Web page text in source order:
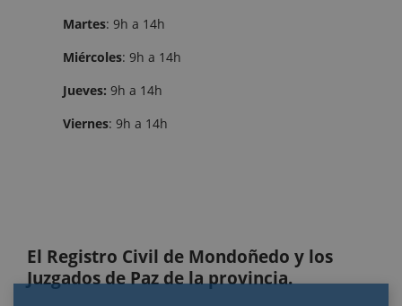
Martes: 9h a 14h
Miércoles: 9h a 14h
Jueves: 9h a 14h
Viernes: 9h a 14h
El Registro Civil de Mondoñedo y los
Juzgados de Paz de la provincia.